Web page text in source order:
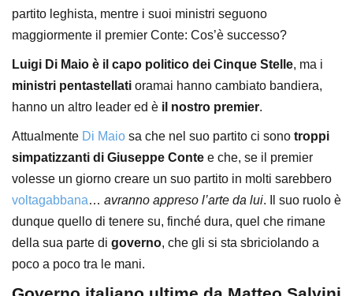
partito leghista, mentre i suoi ministri seguono
maggiormente il premier Conte: Cos’è successo?
Luigi Di Maio è il capo politico dei Cinque Stelle, ma i
ministri pentastellati oramai hanno cambiato bandiera,
hanno un altro leader ed è il nostro premier.
Attualmente Di Maio sa che nel suo partito ci sono troppi
simpatizzanti di Giuseppe Conte e che, se il premier
volesse un giorno creare un suo partito in molti sarebbero
voltagabbana… avranno appreso l’arte da lui. Il suo ruolo è
dunque quello di tenere su, finché dura, quel che rimane
della sua parte di governo, che gli si sta sbriciolando a
poco a poco tra le mani.